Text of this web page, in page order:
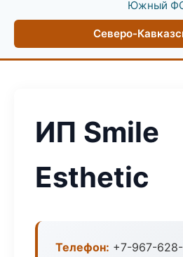
Южный
Северо-
ИП Smile
Esthetic
Телефон: +7-967-